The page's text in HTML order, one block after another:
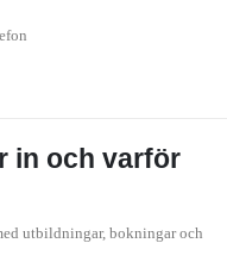
in och varför
utbildningar, bokningar och